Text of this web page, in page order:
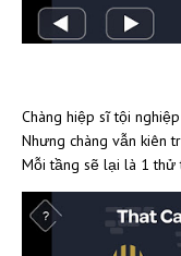
Chàng hiệp sĩ tội
Nhưng chàng vẫn kiên
Mỗi tầng sẽ lại là 1 thử